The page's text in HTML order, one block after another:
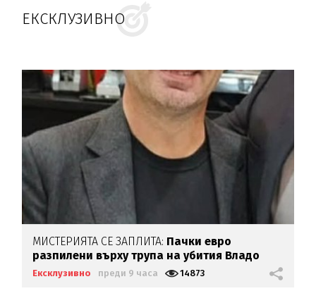
ЕКСКЛУЗИВНО
МИСТЕРИЯТА СЕ ЗАПЛИТА: Пачки евро
разпилени върху трупа на убития Владо
Загатото
Ексклузивно преди 9 часа 14873